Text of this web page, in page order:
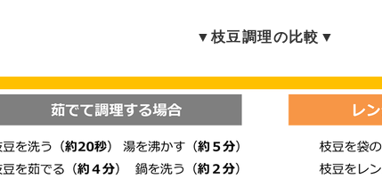
▼枝豆調理の比較▼